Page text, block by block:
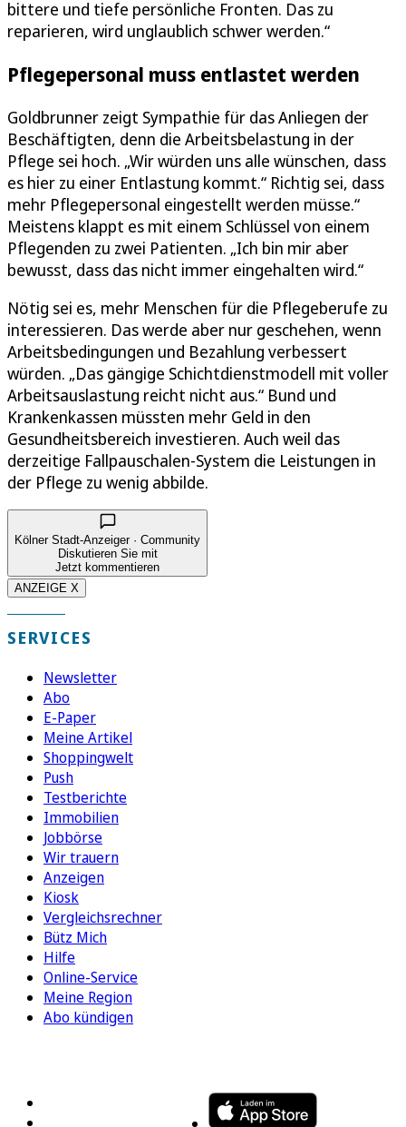
bittere und tiefe persönliche Fronten. Das zu
reparieren, wird unglaublich schwer werden.“
Pflegepersonal muss entlastet werden
Goldbrunner zeigt Sympathie für das Anliegen der
Beschäftigten, denn die Arbeitsbelastung in der
Pflege sei hoch. „Wir würden uns alle wünschen, dass
es hier zu einer Entlastung kommt.“ Richtig sei, dass
mehr Pflegepersonal eingestellt werden müsse.“
Meistens klappt es mit einem Schlüssel von einem
Pflegenden zu zwei Patienten. „Ich bin mir aber
bewusst, dass das nicht immer eingehalten wird.“
Nötig sei es, mehr Menschen für die Pflegeberufe zu
interessieren. Das werde aber nur geschehen, wenn
Arbeitsbedingungen und Bezahlung verbessert
würden. „Das gängige Schichtdienstmodell mit voller
Arbeitsauslastung reicht nicht aus.“ Bund und
Krankenkassen müssten mehr Geld in den
Gesundheitsbereich investieren. Auch weil das
derzeitige Fallpauschalen-System die Leistungen in
der Pflege zu wenig abbilde.
Kölner Stadt-Anzeiger · Community
Diskutieren Sie mit
Jetzt kommentieren
ANZEIGE X
SERVICES
Newsletter
Abo
E-Paper
Meine Artikel
Shoppingwelt
Push
Testberichte
Immobilien
Jobbörse
Wir trauern
Anzeigen
Kiosk
Vergleichsrechner
Bütz Mich
Hilfe
Online-Service
Meine Region
Abo kündigen